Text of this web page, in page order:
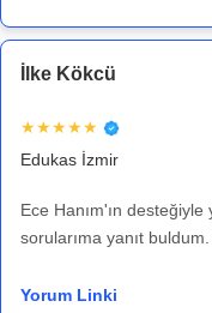
İlke Kökcü
★★★★★
Edukas İzmir
Ece Hanım'ın
sorularıma yanıt
Yorum Linki